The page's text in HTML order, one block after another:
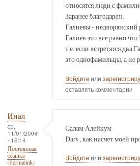
относятся люди с
Заранее благодарен.
Галиевы -
Галиев это все равно
т.е. если встретятся два
это однофамильцы, а не
Войдите или
оставлять комментарии
Инал
ср,
11/01/2006
- 15:14
Постоянная
ссылка
(Permalink)
Салам Алейкум
Dars , как насчет моей
Войдите или